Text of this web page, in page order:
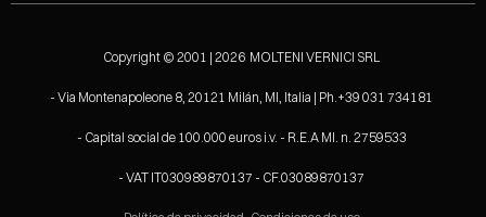
Copyright © 2001 | 2026 MOLTENI VERNICI SRL
- Via Montenapoleone 8, 20121 Milán, MI, Italia | Ph.+39 031 734181
- Capital social de 100.000 euros i.v. - R.E.A MI. n. 2759533
- VAT IT030989870137 - CF.03089870137